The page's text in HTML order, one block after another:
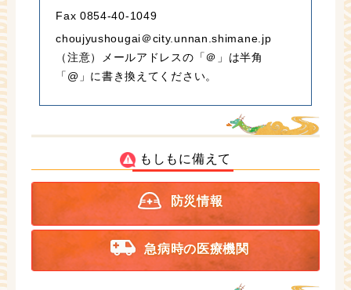
Fax 0854-40-1049
choujyushougai＠city.unnan.shimane.jp
（注意）メールアドレスの「＠」は半角
「@」に書き換えてください。
もしもに備えて
防災情報
急病時の医療機関